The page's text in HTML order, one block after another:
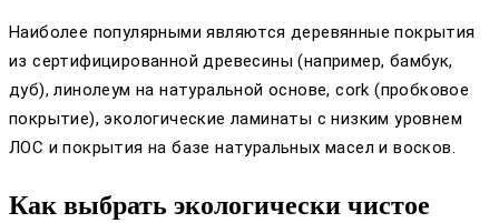
Наиболее популярными являются деревянные покрытия
из сертифицированной древесины (например, бамбук,
дуб), линолеум на натуральной основе, cork (пробковое
покрытие), экологические ламинаты с низким уровнем
ЛОС и покрытия на базе натуральных масел и восков.
Как выбрать экологически чистое